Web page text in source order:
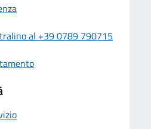
al +39 0789 790715